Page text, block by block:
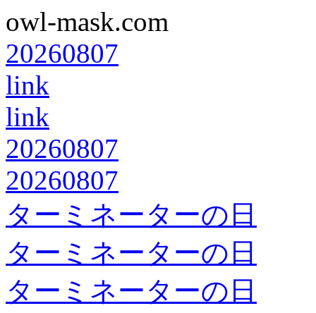
owl-mask.com
20260807
link
link
20260807
20260807
ターミネーターの日
ターミネーターの日
ターミネーターの日